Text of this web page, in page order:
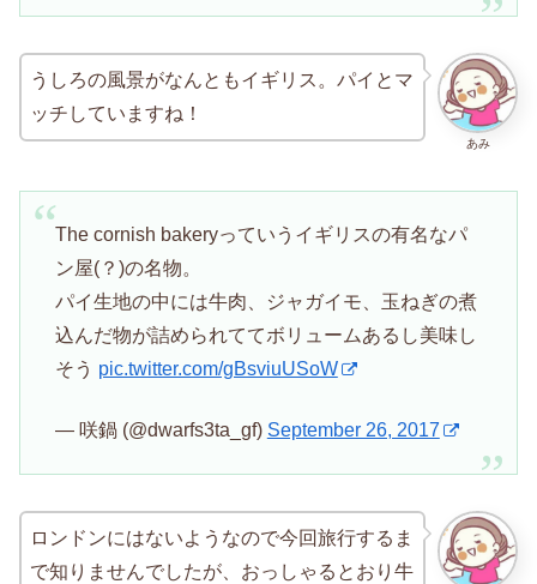
あみ
うしろの風景がなんともイギリス。パイとマ
ッチしていますね！
The cornish bakeryっていうイギリスの有名なパ
ン屋(？)の名物。
パイ生地の中には牛肉、ジャガイモ、玉ねぎの煮
込んだ物が詰められててボリュームあるし美味し
そう pic.twitter.com/gBsviuUSoW
— 咲鍋 (@dwarfs3ta_gf) September 26, 2017
ロンドンにはないようなので今回旅行するま
で知りませんでしたが、おっしゃるとおり牛